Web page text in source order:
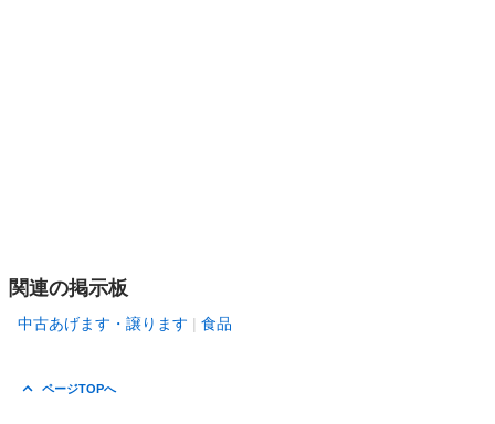
関連の掲示板
中古あげます・譲ります 食品
ページTOPへ